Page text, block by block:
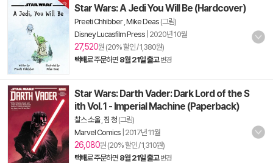
Star Wars: A Jedi You Will Be (Hardcover)
Preeti Chhibber, Mike Deas (그림)
Disney Lucasfilm Press 2020년 10월
27,520원 (20% 할인 / 1,380원)
택배로 주문하면 8월 21일 출고 변경
Star Wars: Darth Vader: Dark Lord of the S
ith Vol. 1 - Imperial Machine (Paperback)
찰스 소울, 짐 청 (그림)
Marvel Comics 2017년 11월
26,080원 (20% 할인 / 1,310원)
택배로 주문하면 8월 21일 출고 변경